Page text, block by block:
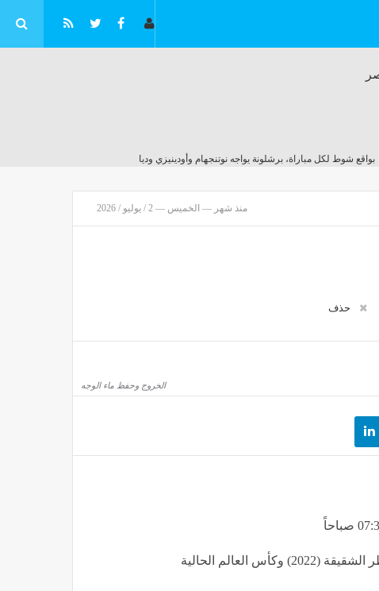
بواقع شوط لكل مباراة، برشلونة يواجه نوتنجهام وأودينيزي وديا
منذ شهر — الخميس — 2 / يوليو / 2026
حذف
الخروج وحفظ ماء الوجه
الفترة الزمنية بين كأس العالم التي أقيمت في دولة قطر الشقيقة (2022) وكأس العالم الحالية